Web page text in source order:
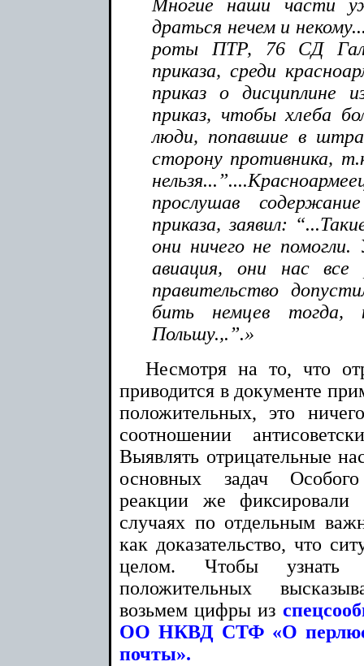
Многие наши части
драться нечем и
роты ПТР, 76 СД
приказа, среди
приказ о дисциплине
приказ, чтобы хлеба
люди, попавшие в
сторону противника,
прослушав
приказа, заявил:
они ничего не помогли.
авиация, они нас
правительство
бить немцев тогда,
Польшу.,.”.»
Несмотря на то, что
приводится в документе
положительных, это
соотношении
Выявлять отрицательные
основных задач
реакции же фиксировали
случаях по отдельным
как доказательство, что
целом. Чтобы узнать
положительных
возьмем цифры из
ОО НКВД СТФ «О
почты».